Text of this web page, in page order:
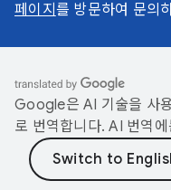
페이지 를 방문하여 문의
Google은 AI 기술을 사
로 번역합니다. AI 번역